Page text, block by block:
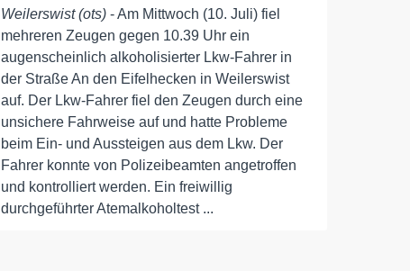
Weilerswist (ots) - Am Mittwoch (10. Juli) fiel
mehreren Zeugen gegen 10.39 Uhr ein
augenscheinlich alkoholisierter Lkw-Fahrer in
der Straße An den Eifelhecken in Weilerswist
auf. Der Lkw-Fahrer fiel den Zeugen durch eine
unsichere Fahrweise auf und hatte Probleme
beim Ein- und Aussteigen aus dem Lkw. Der
Fahrer konnte von Polizeibeamten angetroffen
und kontrolliert werden. Ein freiwillig
durchgeführter Atemalkoholtest ...